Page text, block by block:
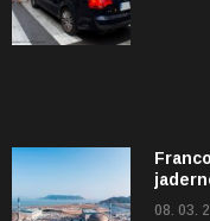
08. 03.